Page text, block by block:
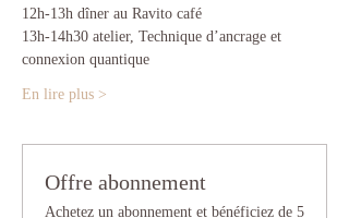
12h-13h dîner au Ravito café
13h-14h30 atelier, Technique d’ancrage et
connexion quantique
En lire plus >
Offre abonnement
Achetez un abonnement et bénéficiez de 5